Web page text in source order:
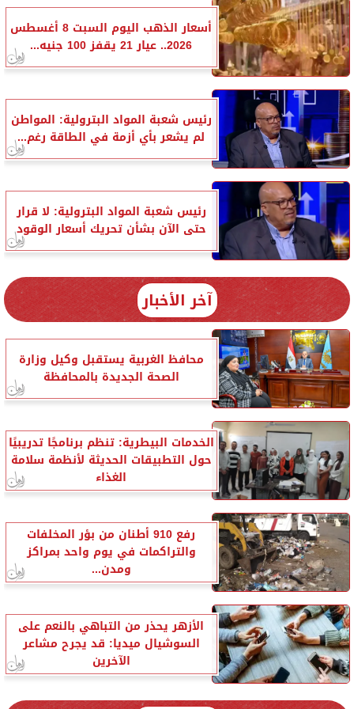
أسعار الذهب اليوم السبت 8 أغسطس
2026.. عيار 21 يقفز 100 جنيه...
رئيس شعبة المواد البترولية: المواطن
لم يشعر بأي أزمة في الطاقة رغم...
رئيس شعبة المواد البترولية: لا قرار
حتى الآن بشأن تحريك أسعار الوقود
آخر الأخبار
محافظ الغربية يستقبل وكيل وزارة
الصحة الجديدة بالمحافظة
الخدمات البيطرية: تنظم برنامجًا تدريبيًا
حول التطبيقات الحديثة لأنظمة سلامة
الغذاء
رفع 910 أطنان من بؤر المخلفات
والتراكمات في يوم واحد بمراكز
ومدن...
الأزهر يحذر من التباهي بالنعم على
السوشيال ميديا: قد يجرح مشاعر
الآخرين